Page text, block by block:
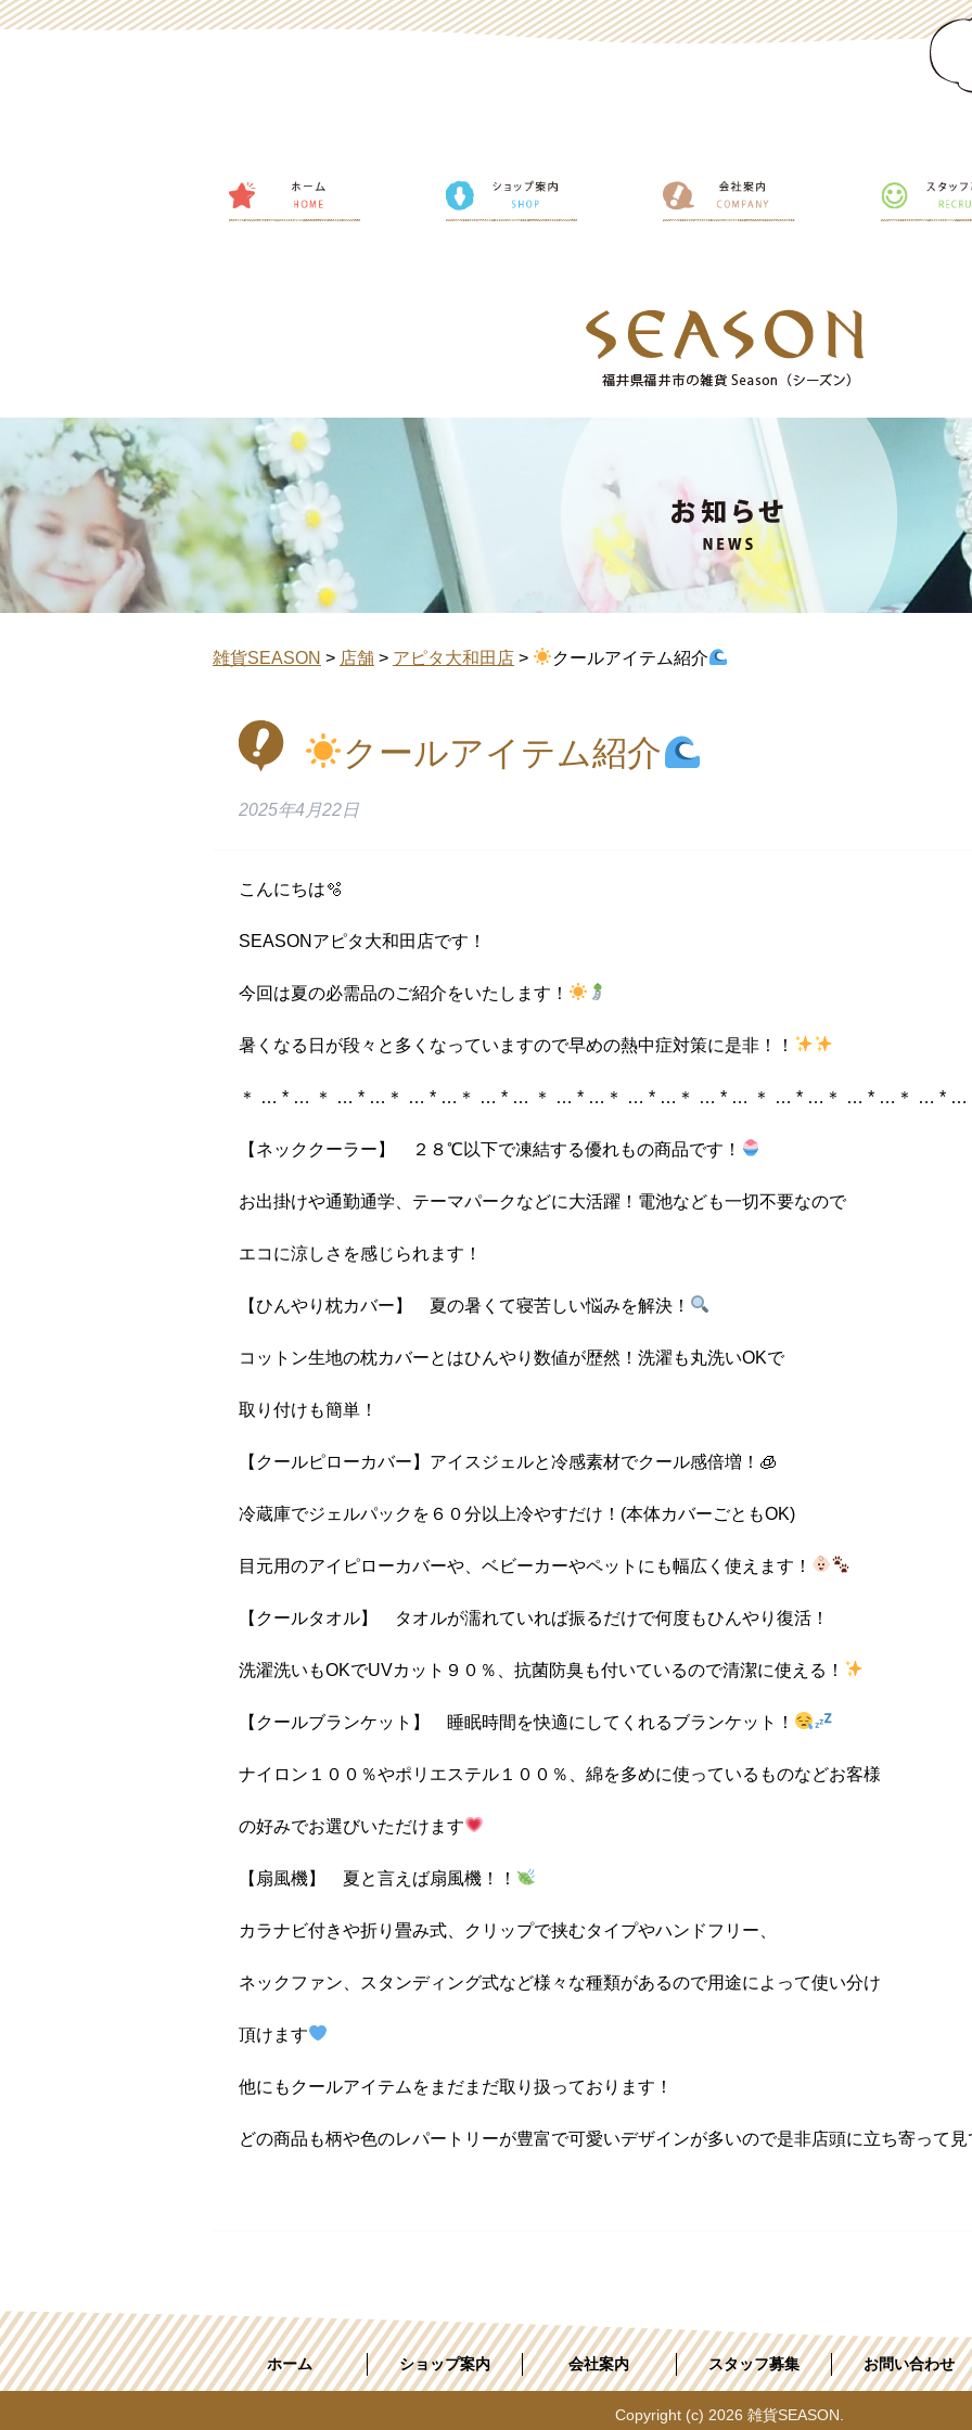
雑貨SEASON > 店舗 > アピタ大和田店 > クールアイテム紹介
クールアイテム紹介
2025年4月22日
こんにちは🫧
SEASONアピタ大和田店です！
今回は夏の必需品のご紹介をいたします！
暑くなる日が段々と多くなっていますので早めの熱中症対策に是非！！
＊ … * … ＊ … * …＊ … * …＊ … * … ＊ … * …＊ … * …＊ … * … ＊ … * …＊ … * …＊ … * …
【ネッククーラー】 ２８℃以下で凍結する優れもの商品です！
お出掛けや通勤通学、テーマパークなどに大活躍！電池なども一切不要なので
エコに涼しさを感じられます！
【ひんやり枕カバー】 夏の暑くて寝苦しい悩みを解決！
コットン生地の枕カバーとはひんやり数値が歴然！洗濯も丸洗いOKで
取り付けも簡単！
【クールピローカバー】アイスジェルと冷感素材でクール感倍増！🧊
冷蔵庫でジェルパックを６０分以上冷やすだけ！(本体カバーごともOK)
目元用のアイピローカバーや、ベビーカーやペットにも幅広く使えます！
【クールタオル】 タオルが濡れていれば振るだけで何度もひんやり復活！
洗濯洗いもOKでUVカット９０％、抗菌防臭も付いているので清潔に使える！
【クールブランケット】 睡眠時間を快適にしてくれるブランケット！
ナイロン１００％やポリエステル１００％、綿を多めに使っているものなどお客様
の好みでお選びいただけます
【扇風機】 夏と言えば扇風機！！
カラナビ付きや折り畳み式、クリップで挟むタイプやハンドフリー、
ネックファン、スタンディング式など様々な種類があるので用途によって使い分け
頂けます
他にもクールアイテムをまだまだ取り扱っております！
どの商品も柄や色のレパートリーが豊富で可愛いデザインが多いので是非店頭に立ち寄って
ホーム ショップ案内 会社案内 スタッフ募集 お問い合わせ
Copyright (c) 2026 雑貨SEASON.